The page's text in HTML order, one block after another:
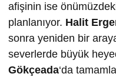
afişinin ise
planlanıyor. Halit
sonra yeniden bir
severlerde büyük
Gökçeada‘da